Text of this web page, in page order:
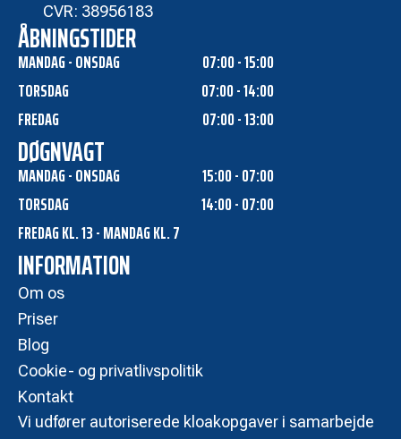
CVR: 38956183
ÅBNINGSTIDER
MANDAG - ONSDAG
07:00 - 15:00
TORSDAG
07:00 - 14:00
FREDAG
07:00 - 13:00
DØGNVAGT
MANDAG - ONSDAG
15:00 - 07:00
TORSDAG
14:00 - 07:00
FREDAG KL. 13 - MANDAG KL. 7
INFORMATION
Om os
Priser
Blog
Cookie- og privatlivspolitik
Kontakt
Vi udfører autoriserede kloakopgaver i samarbejde